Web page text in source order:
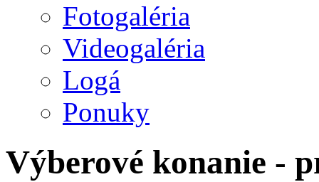
Fotogaléria
Videogaléria
Logá
Ponuky
Výberové konanie -